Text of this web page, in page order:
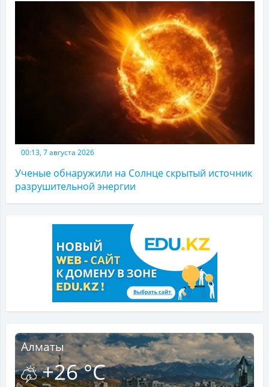
00:13, 7 августа 2026
Ученые обнаружили на Солнце скрытый источник
разрушительной энергии
Алматы
+26 °C